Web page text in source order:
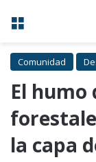
Menú
Comunidad
El humo
la capa